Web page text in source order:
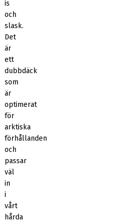
is
och
slask.
Det
är
ett
dubbdäck
som
är
optimerat
för
arktiska
förhållanden
och
passar
väl
in
i
vårt
hårda